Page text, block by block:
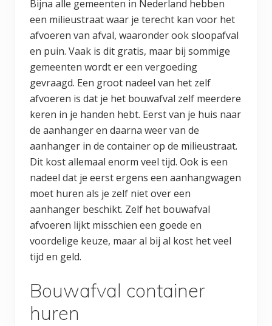
Bijna alle gemeenten in Nederland hebben
een milieustraat waar je terecht kan voor het
afvoeren van afval, waaronder ook sloopafval
en puin. Vaak is dit gratis, maar bij sommige
gemeenten wordt er een vergoeding
gevraagd. Een groot nadeel van het zelf
afvoeren is dat je het bouwafval zelf meerdere
keren in je handen hebt. Eerst van je huis naar
de aanhanger en daarna weer van de
aanhanger in de container op de milieustraat.
Dit kost allemaal enorm veel tijd. Ook is een
nadeel dat je eerst ergens een aanhangwagen
moet huren als je zelf niet over een
aanhanger beschikt. Zelf het bouwafval
afvoeren lijkt misschien een goede en
voordelige keuze, maar al bij al kost het veel
tijd en geld.
Bouwafval container
huren